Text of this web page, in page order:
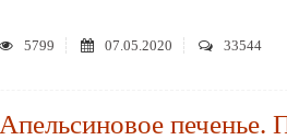
5799 07.05.2020 33544
Апельсиновое печенье.